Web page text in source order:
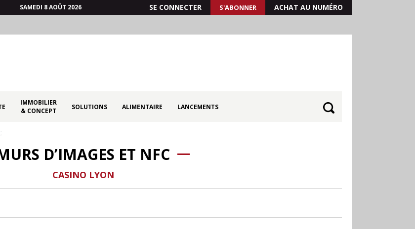
SAMEDI 8 AOÛT 2026 SE CONNECTER S'ABONNER ACHAT AU NUMÉRO
IMMOBILIER
& CONCEPT
SOLUTIONS ALIMENTAIRE LANCEMENTS
D’IMAGES ET NFC
CASINO LYON